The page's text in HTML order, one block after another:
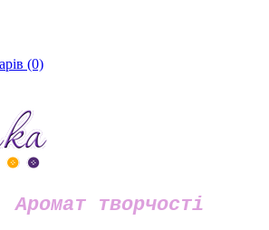
(0)
Аромат творчості